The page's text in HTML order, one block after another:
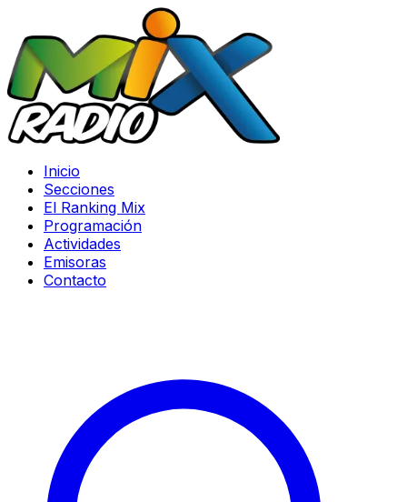
Inicio
Secciones
El Ranking Mix
Programación
Actividades
Emisoras
Contacto